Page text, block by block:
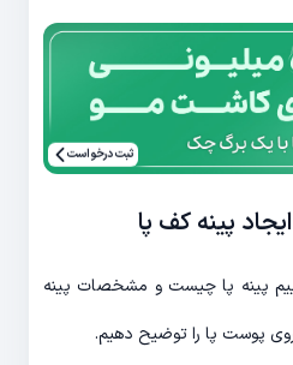
ثبت درخواست
پینه کف پا
پینه پا چیست و مشخصات پینه
پوست پا را توضیح دهیم.